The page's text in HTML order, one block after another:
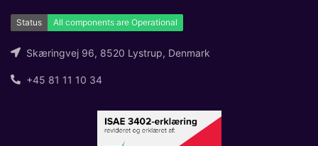
Skæringvej 96, 8520 Lystrup, Denmark
+45 81 11 10 34